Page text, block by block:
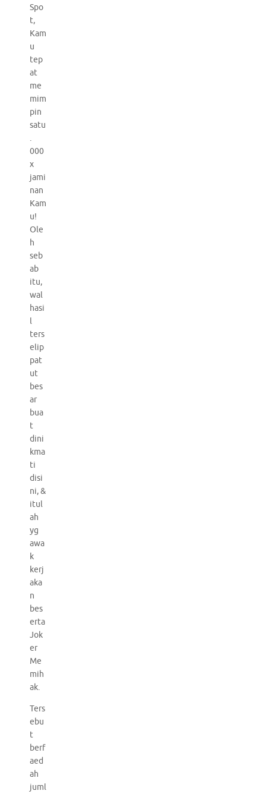
Spo
t,
Kam
u
tep
at
me
mim
pin
satu
.
000
x
jami
nan
Kam
u!
Ole
h
seb
ab
itu,
wal
hasi
l
ters
elip
pat
ut
bes
ar
bua
t
dini
kma
ti
disi
ni, &
itul
ah
yg
awa
k
kerj
aka
n
bes
erta
Jok
er
Me
mih
ak.
Ters
ebu
t
berf
aed
ah
juml